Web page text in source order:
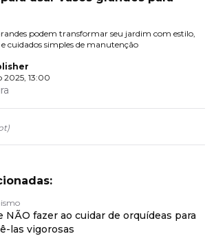
podem transformar seu jardim com estilo,
cuidados simples de manutenção
2025, 13:00
)
NÃO fazer ao cuidar de orquídeas para
las vigorosas